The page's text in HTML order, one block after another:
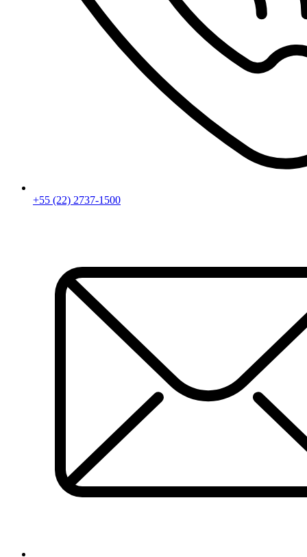
+55 (22) 2737-1500